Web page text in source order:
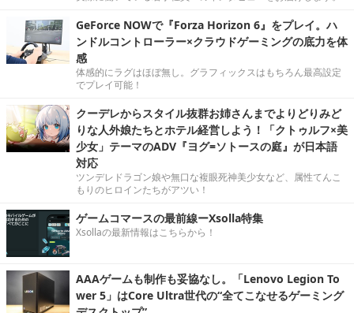
GeForce NOWで『Forza Horizon 6』をプレイ。ハ
ンドルコントローラー×クラウドゲーミングの底力を体
感
体感的にラグはほぼ無し。グラフィックスはもちろん最高設定
でプレイ可能！
クーデレからスタイル抜群お姉さんまでよりどりみど
りな人外娘たちとホテル経営しよう！「クトゥルフ×美
少女」テーマのADV『ヨグ=ソトースの庭』が日本語
対応
ツンデレドラゴン娘や無口な複眼死神美少女など、属性てんこ
もりのヒロインたちがアツい！
ゲームコマースの最前線ーXsolla特集
Xsollaの最新情報はこちらから！
AAAゲームも制作も妥協なし。「Lenovo Legion To
wer 5」はCore Ultra世代の“全てこなせるゲーミング